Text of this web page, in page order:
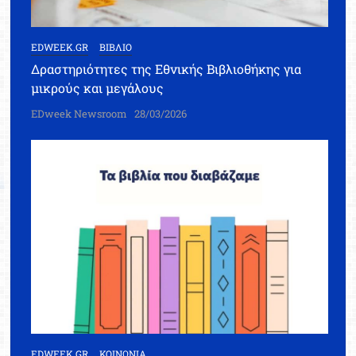
EDWEEK.GR ΒΙΒΛΙΟ
Δραστηριότητες της Εθνικής Βιβλιοθήκης για
μικρούς και μεγάλους
EDweek Newsroom 28/03/2026
EDWEEK.GR ΚΟΙΝΩΝΙΑ